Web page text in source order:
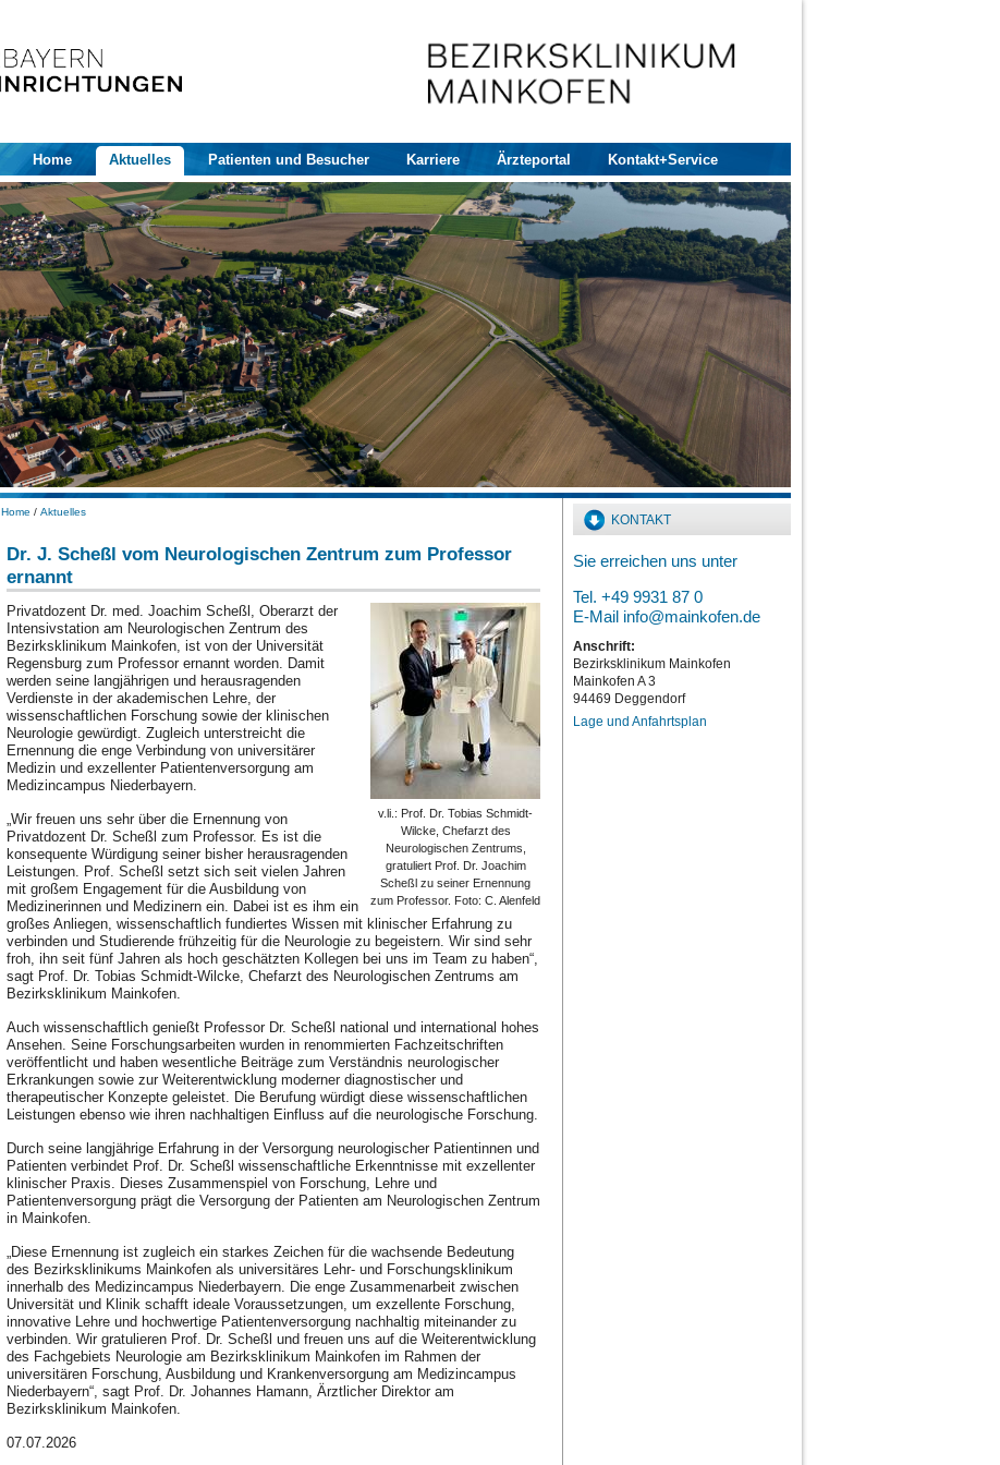
Home Aktuelles Patienten und Besucher Karriere Ärzteportal Kontakt+Service
Home / Aktuelles
Dr. J. Scheßl vom Neurologischen Zentrum zum Professor
ernannt
v.li.: Prof. Dr. Tobias Schmidt-
Wilcke, Chefarzt des
Neurologischen Zentrums,
gratuliert Prof. Dr. Joachim
Scheßl zu seiner Ernennung
zum Professor. Foto: C. Alenfeld
Privatdozent Dr. med. Joachim Scheßl, Oberarzt der
Intensivstation am Neurologischen Zentrum des
Bezirksklinikum Mainkofen, ist von der Universität
Regensburg zum Professor ernannt worden. Damit
werden seine langjährigen und herausragenden
Verdienste in der akademischen Lehre, der
wissenschaftlichen Forschung sowie der klinischen
Neurologie gewürdigt. Zugleich unterstreicht die
Ernennung die enge Verbindung von universitärer
Medizin und exzellenter Patientenversorgung am
Medizincampus Niederbayern.
„Wir freuen uns sehr über die Ernennung von
Privatdozent Dr. Scheßl zum Professor. Es ist die
konsequente Würdigung seiner bisher herausragenden
Leistungen. Prof. Scheßl setzt sich seit vielen Jahren
mit großem Engagement für die Ausbildung von
Medizinerinnen und Medizinern ein. Dabei ist es ihm ein
großes Anliegen, wissenschaftlich fundiertes Wissen mit klinischer Erfahrung zu
verbinden und Studierende frühzeitig für die Neurologie zu begeistern. Wir sind sehr
froh, ihn seit fünf Jahren als hoch geschätzten Kollegen bei uns im Team zu haben“,
sagt Prof. Dr. Tobias Schmidt-Wilcke, Chefarzt des Neurologischen Zentrums am
Bezirksklinikum Mainkofen.
Auch wissenschaftlich genießt Professor Dr. Scheßl national und international hohes
Ansehen. Seine Forschungsarbeiten wurden in renommierten Fachzeitschriften
veröffentlicht und haben wesentliche Beiträge zum Verständnis neurologischer
Erkrankungen sowie zur Weiterentwicklung moderner diagnostischer und
therapeutischer Konzepte geleistet. Die Berufung würdigt diese wissenschaftlichen
Leistungen ebenso wie ihren nachhaltigen Einfluss auf die neurologische Forschung.
Durch seine langjährige Erfahrung in der Versorgung neurologischer Patientinnen und
Patienten verbindet Prof. Dr. Scheßl wissenschaftliche Erkenntnisse mit exzellenter
klinischer Praxis. Dieses Zusammenspiel von Forschung, Lehre und
Patientenversorgung prägt die Versorgung der Patienten am Neurologischen Zentrum
in Mainkofen.
„Diese Ernennung ist zugleich ein starkes Zeichen für die wachsende Bedeutung
des Bezirksklinikums Mainkofen als universitäres Lehr- und Forschungsklinikum
innerhalb des Medizincampus Niederbayern. Die enge Zusammenarbeit zwischen
Universität und Klinik schafft ideale Voraussetzungen, um exzellente Forschung,
innovative Lehre und hochwertige Patientenversorgung nachhaltig miteinander zu
verbinden. Wir gratulieren Prof. Dr. Scheßl und freuen uns auf die Weiterentwicklung
des Fachgebiets Neurologie am Bezirksklinikum Mainkofen im Rahmen der
universitären Forschung, Ausbildung und Krankenversorgung am Medizincampus
Niederbayern“, sagt Prof. Dr. Johannes Hamann, Ärztlicher Direktor am
Bezirksklinikum Mainkofen.
07.07.2026
KONTAKT
Sie erreichen uns unter
Tel. +49 9931 87 0
E-Mail info@mainkofen.de
Anschrift:
Bezirksklinikum Mainkofen
Mainkofen A 3
94469 Deggendorf
Lage und Anfahrtsplan